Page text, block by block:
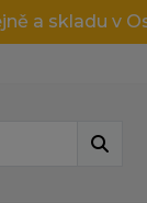
a skladu v